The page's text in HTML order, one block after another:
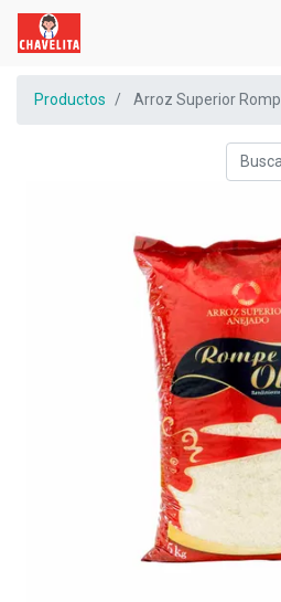
Productos Arroz Superior